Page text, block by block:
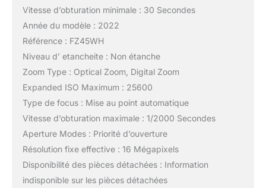
Vitesse d’obturation minimale : 30 Secondes
Année du modèle : 2022
Référence : FZ45WH
Niveau d’ etancheite : Non étanche
Zoom Type : Optical Zoom, Digital Zoom
Expanded ISO Maximum : 25600
Type de focus : Mise au point automatique
Vitesse d’obturation maximale : 1/2000 Secondes
Aperture Modes : Priorité d’ouverture
Résolution fixe effective : 16 Mégapixels
Disponibilité des pièces détachées : Information
indisponible sur les pièces détachées